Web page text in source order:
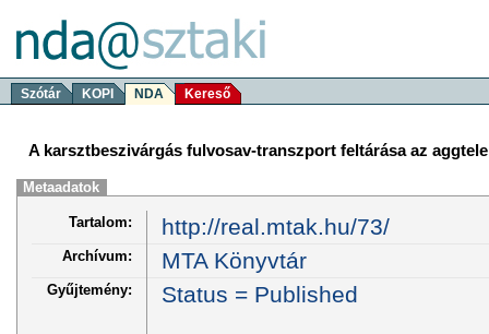
Szótár KOPI NDA Kereső
A karsztbeszivárgás fulvosav-transzport feltárása az
Metaadatok
Tartalom: http://real.mtak.hu/73/
Archívum: MTA Könyvtár
Gyűjtemény: Status = Published